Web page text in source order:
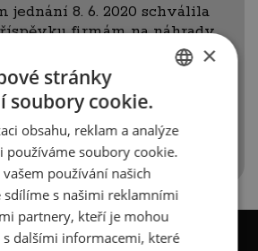
jednání 8. 6. 2020 schválila
firmám na náhrady
zde:
web/cz/antivirus
ENGLISH
×
stránky
soubory cookie.
obsahu, reklam a analýze
používáme soubory cookie.
používání našich
sdílíme s našimi reklamními
partnery, kteří je mohou
dalšími informacemi, které